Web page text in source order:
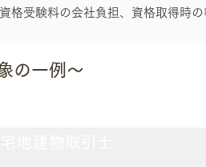
格受験料の会社負担、資格取得時
の一例～